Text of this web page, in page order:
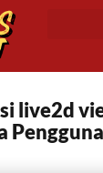
live2d